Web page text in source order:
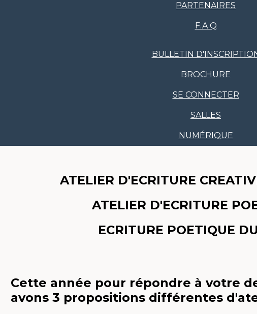
PARTENAIRES
F.A.Q
BULLETIN
BROCHURE
SE CONNECTER
SALLES
NUMÉRIQUE
ATELIER D'ECRITURE
ATELIER D'ECRITURE
ECRITURE POETIQUE
Cette année pour répondre à votre
avons 3 propositions différentes